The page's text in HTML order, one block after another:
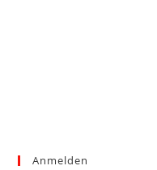
Anmelden